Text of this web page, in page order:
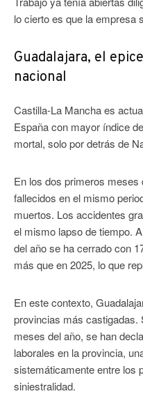
lo cierto es que la empresa
Guadalajara, el
nacional
Castilla-La Mancha es
España con mayor índice
mortal, solo por detrás de
En los dos primeros meses
fallecidos en el mismo
muertos. Los accidentes
el mismo lapso de tiempo.
del año se ha cerrado con
más que en 2025, lo que
En este contexto,
provincias más castigadas.
meses del año, se han
laborales en la provincia,
sistemáticamente entre los
siniestralidad.